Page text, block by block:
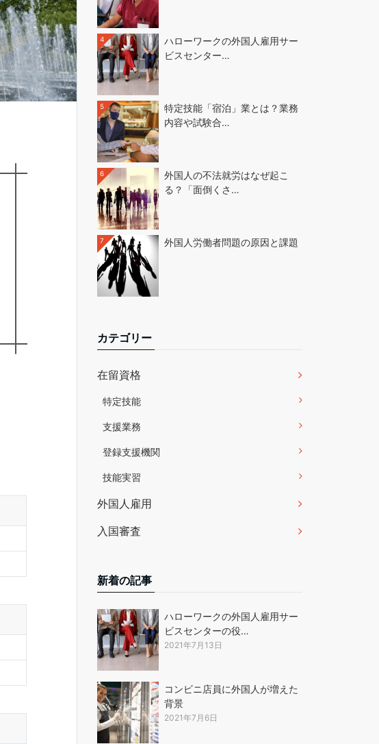
4
ハローワークの外国人雇用サー
ビスセンター…
5
特定技能「宿泊」業とは？業務
内容や試験合…
6
外国人の不法就労はなぜ起こ
る？「面倒くさ…
7 外国人労働者問題の原因と課題
カテゴリー
在留資格
特定技能
支援業務
登録支援機関
技能実習
外国人雇用
入国審査
新着の記事
ハローワークの外国人雇用サー
ビスセンターの役…
2021年7月13日
コンビニ店員に外国人が増えた
背景
2021年7月6日